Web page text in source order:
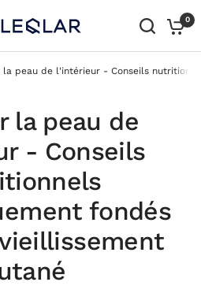
0
la peau de l'intérieur - Conseils
Rajeunir la peau de l'intérieur - Conseils nutritionnels scientifiquement fondés contre le vieillissement cutané
la peau de
- Conseils
fondés